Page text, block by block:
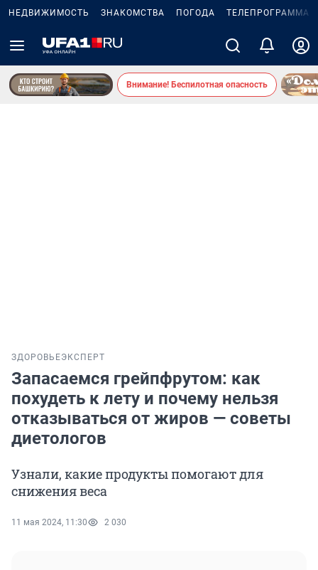
НЕДВИЖИМОСТЬ ЗНАКОМСТВА ПОГОДА ТЕЛЕПРОГРАММА
Внимание! Беспилотная опасность
ЗДОРОВЬЕЭКСПЕРТ
Запасаемся грейпфрутом: как
похудеть к лету и почему нельзя
отказываться от жиров — советы
диетологов
Узнали, какие продукты помогают для
снижения веса
11 мая 2024, 11:30 2 030